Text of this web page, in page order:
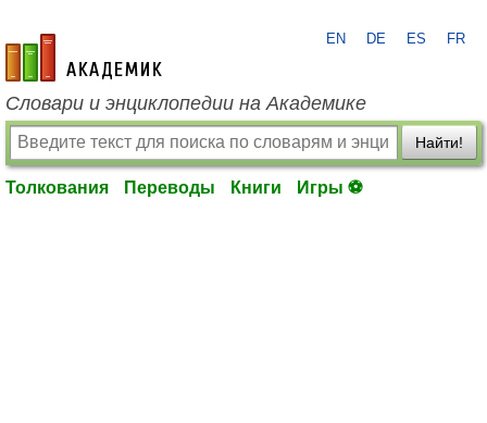
academic.ru
EN DE ES FR
Словари и энциклопедии на Академике
Найти!
Толкования Переводы Книги Игры ⚽